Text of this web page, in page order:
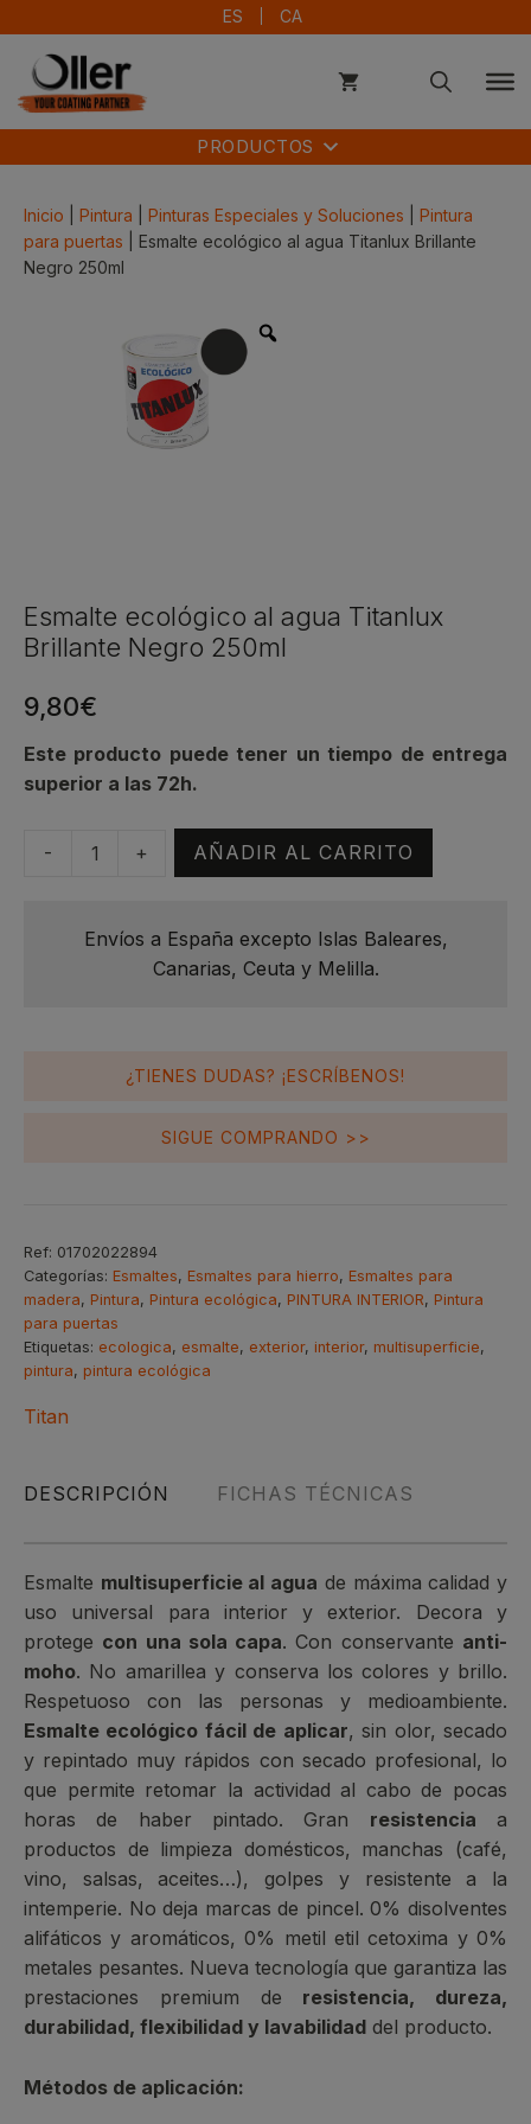
contenido
ES CA
PRODUCTOS
Inicio Pintura Pinturas Especiales y Soluciones
Pintura
para puertas | Esmalte ecológico al agua Titanlux Brillante
Negro 250ml
Esmalte ecológico al agua Titanlux
Brillante Negro 250ml
9,80€
Este producto puede tener un tiempo de entrega
superior a las 72h.
-
Esmalte
agua
Titanlux
250ml
+ AÑADIR AL CARRITO
Envíos a España excepto Islas Baleares,
Canarias, Ceuta y Melilla.
¿TIENES DUDAS? ¡ESCRÍBENOS!
SIGUE COMPRANDO >>
Ref: 01702022894
Categorías: Esmaltes, Esmaltes para hierro, Esmaltes para
madera, Pintura, Pintura ecológica, PINTURA INTERIOR, Pintura
para puertas
Etiquetas: ecologica, esmalte, exterior, interior, multisuperficie,
pintura, pintura ecológica
Titan
DESCRIPCIÓN FICHAS TÉCNICAS
Esmalte multisuperficie al agua de máxima calidad y
uso universal para interior y exterior. Decora y
protege con una sola capa. Con conservante anti-
moho. No amarillea y conserva los colores y brillo.
Respetuoso con las personas y medioambiente.
Esmalte ecológico fácil de aplicar, sin olor, secado
y repintado muy rápidos con secado profesional, lo
que permite retomar la actividad al cabo de pocas
horas de haber pintado. Gran resistencia a
productos de limpieza domésticos, manchas (café,
vino, salsas, aceites…), golpes y resistente a la
intemperie. No deja marcas de pincel. 0% disolventes
alifáticos y aromáticos, 0% metil etil cetoxima y 0%
metales pesantes. Nueva tecnología que garantiza las
prestaciones premium de resistencia, dureza,
durabilidad, flexibilidad y lavabilidad del producto.
Métodos de aplicación: